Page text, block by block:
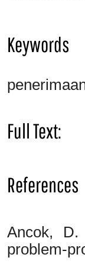
Keywords
Full Text:
References
Ancok,
problem-